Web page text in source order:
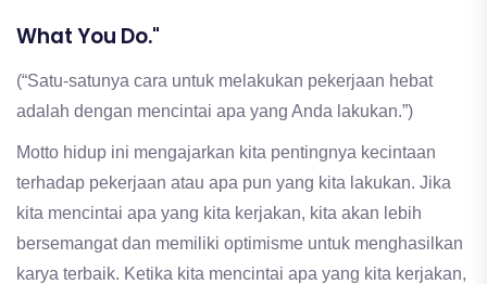
What You Do."
(“Satu-satunya cara untuk melakukan pekerjaan hebat
adalah dengan mencintai apa yang Anda lakukan.”)
Motto hidup ini mengajarkan kita pentingnya kecintaan
terhadap pekerjaan atau apa pun yang kita lakukan. Jika
kita mencintai apa yang kita kerjakan, kita akan lebih
bersemangat dan memiliki optimisme untuk menghasilkan
karya terbaik. Ketika kita mencintai apa yang kita kerjakan,